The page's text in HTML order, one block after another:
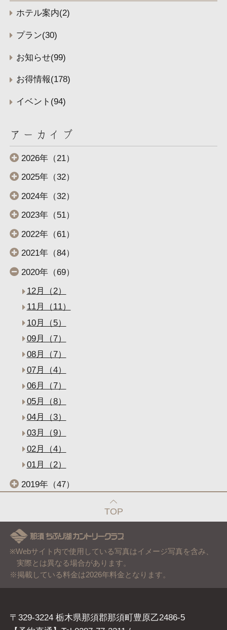
ホテル案内(2)
プラン(30)
お知らせ(99)
お得情報(178)
イベント(94)
アーカイブ
2026年（21）
2025年（32）
2024年（32）
2023年（51）
2022年（61）
2021年（84）
2020年（69）
12月（2）
11月（11）
10月（5）
09月（7）
08月（7）
07月（4）
06月（7）
05月（8）
04月（3）
03月（9）
02月（4）
01月（2）
2019年（47）
TOP
※Webサイト内で使用している写真はイメージ写真を含み、
実際とは異なる場合があります。
※掲載している料金は2026年料金となります。
〒329-3224 栃木県那須郡那須町豊原乙2486-5